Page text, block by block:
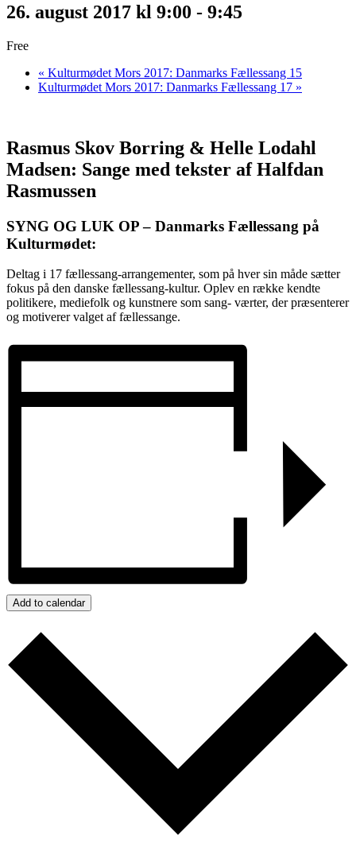
26. august 2017 kl 9:00 - 9:45
Free
« Kulturmødet Mors 2017: Danmarks Fællessang 15
Kulturmødet Mors 2017: Danmarks Fællessang 17 »
Rasmus Skov Borring & Helle Lodahl
Madsen: Sange med tekster af Halfdan
Rasmussen
SYNG OG LUK OP – Danmarks Fællessang på
Kulturmødet:
Deltag i 17 fællessang-arrangementer, som på hver sin måde sætter
fokus på den danske fællessang-kultur. Oplev en række kendte
politikere, mediefolk og kunstnere som sang- værter, der præsenterer
og motiverer valget af fællessange.
Add to calendar